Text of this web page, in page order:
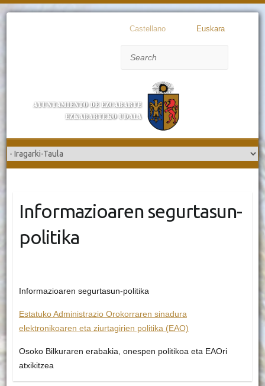
Castellano Euskara
Informazioaren segurtasun-
politika
Informazioaren segurtasun-politika
Estatuko Administrazio Orokorraren sinadura
elektronikoaren eta ziurtagirien politika (EAO)
Osoko Bilkuraren erabakia, onespen politikoa eta EAOri
atxikitzea